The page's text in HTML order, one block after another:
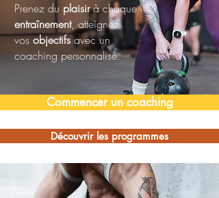
Prenez du plaisirà chaque
entraînement, atteignez
vosobjectifsavec un
coaching personnalisé.
Commencer un coaching
Découvrir les programmes